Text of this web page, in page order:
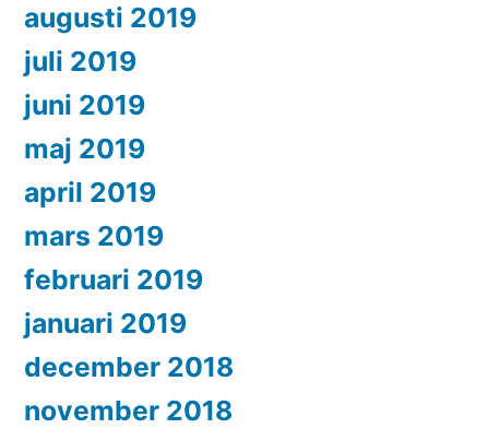
augusti 2019
juli 2019
juni 2019
maj 2019
april 2019
mars 2019
februari 2019
januari 2019
december 2018
november 2018